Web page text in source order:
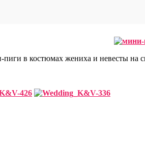
в костюмах жениха и невесты на